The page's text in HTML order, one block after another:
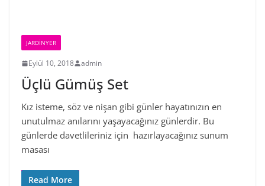
JARDINYER
Eylül 10, 2018 admin
Üçlü Gümüş Set
Kız isteme, söz ve nişan gibi günler hayatınızın en
unutulmaz anılarını yaşayacağınız günlerdir. Bu
günlerde davetlileriniz için hazırlayacağınız sunum
masası
Read More